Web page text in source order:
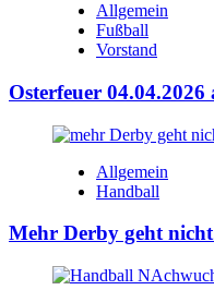
Allgemein
Fußball
Vorstand
Osterfeuer
Allgemein
Handball
Mehr Derby geht